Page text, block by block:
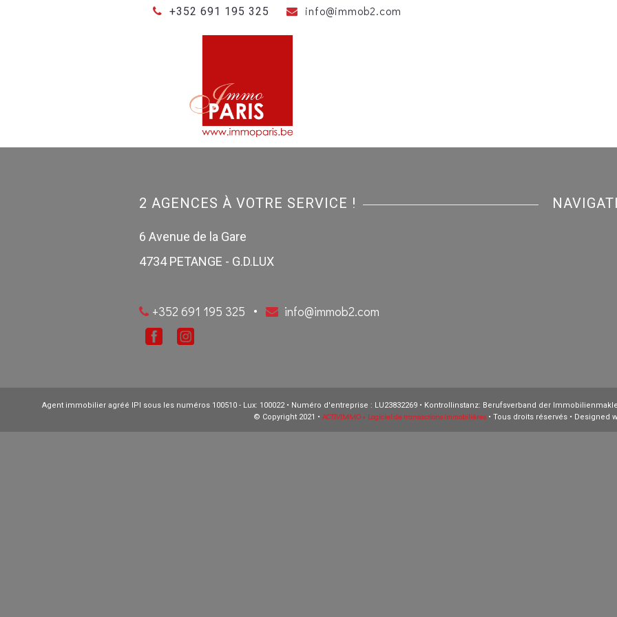
+352 691 195 325 info@immob2.com
2 AGENCES À VOTRE SERVICE !
6 Avenue de la Gare
4734 PETANGE - G.D.LUX
+352 691 195 325 • info@immob2.com
Agent immobilier agréé IPI sous les numéros 100510 - Lux: 100022 • Numéro d'entreprise : LU23832269 • Kontrollinstanz: Berufsverband der
© Copyright 2021 • ACTIVIMMO • Logiciel de transactions immobilières• Tous droits réservés • Designed